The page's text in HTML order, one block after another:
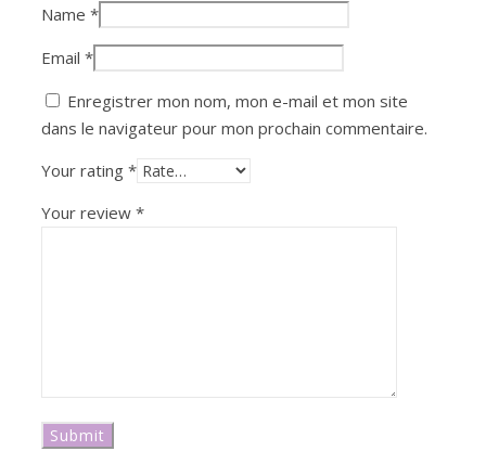
Name *
Email *
Enregistrer mon nom, mon e-mail et mon site
dans le navigateur pour mon prochain commentaire.
Your rating *
Your review *